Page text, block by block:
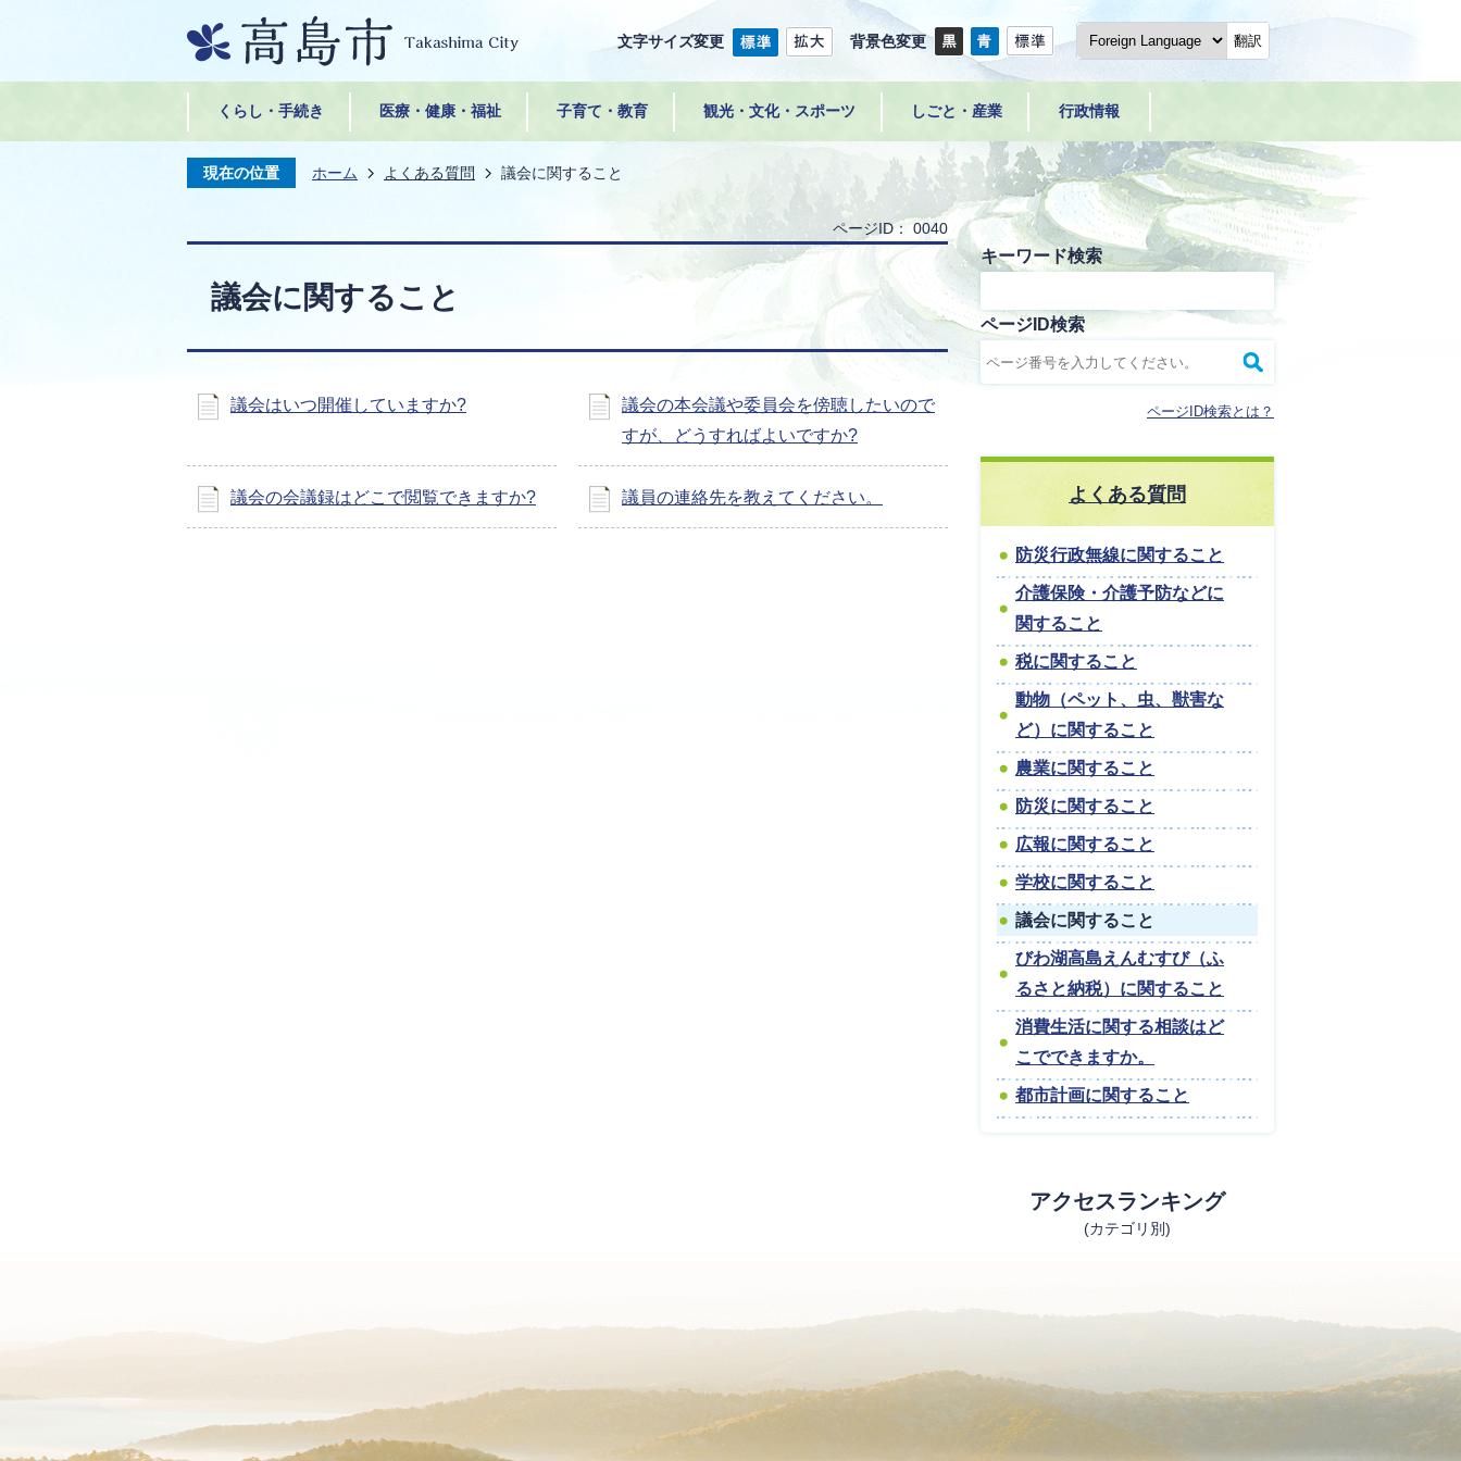
文字サイズ変更 背景色変更 翻訳
くらし・手続き 医療・健康・福祉 子育て・教育 観光・文化・スポーツ しごと・産業 行政情報
現在の位置 ホーム よくある質問 議会に関すること
ページID： 0040
議会に関すること
議会はいつ開催していますか?
議会の本会議や委員会を傍聴したいので
すが、どうすればよいですか?
議会の会議録はどこで閲覧できますか? 議員の連絡先を教えてください。
キーワード検索
ページID検索
ページID検索とは？
よくある質問
防災行政無線に関すること
介護保険・介護予防などに
関すること
税に関すること
動物（ペット、虫、獣害な
ど）に関すること
農業に関すること
防災に関すること
広報に関すること
学校に関すること
議会に関すること
びわ湖高島えんむすび（ふ
るさと納税）に関すること
消費生活に関する相談はど
こでできますか。
都市計画に関すること
アクセスランキング
(カテゴリ別)